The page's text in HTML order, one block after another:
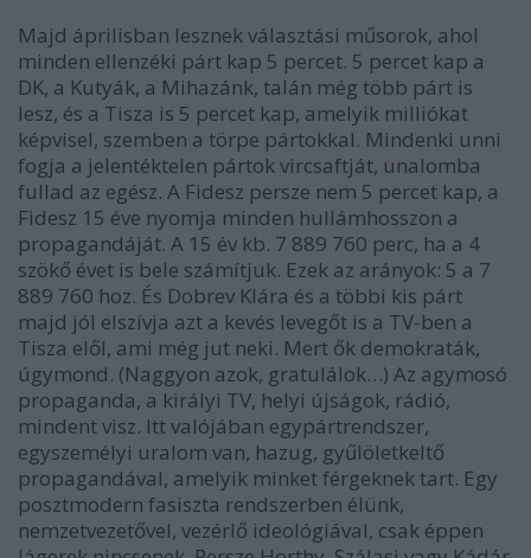
Majd áprilisban lesznek választási műsorok, ahol
minden ellenzéki párt kap 5 percet. 5 percet kap a
DK, a Kutyák, a Mihazánk, talán még több párt is
lesz, és a Tisza is 5 percet kap, amelyik milliókat
képvisel, szemben a törpe pártokkal. Mindenki unni
fogja a jelentéktelen pártok vircsaftját, unalomba
fullad az egész. A Fidesz persze nem 5 percet kap, a
Fidesz 15 éve nyomja minden hullámhosszon a
propagandáját. A 15 év kb. 7 889 760 perc, ha a 4
szökő évet is bele számítjuk. Ezek az arányok: 5 a 7
889 760 hoz. És Dobrev Klára és a többi kis párt
majd jól elszívja azt a kevés levegőt is a TV-ben a
Tisza elől, ami még jut neki. Mert ők demokraták,
úgymond. (Naggyon azok, gratulálok…) Az agymosó
propaganda, a királyi TV, helyi újságok, rádió,
mindent visz. Itt valójában egypártrendszer,
egyszemélyi uralom van, hazug, gyűlöletkeltő
propagandával, amelyik minket férgeknek tart. Egy
posztmodern fasiszta rendszerben élünk,
nemzetvezetővel, vezérlő ideológiával, csak éppen